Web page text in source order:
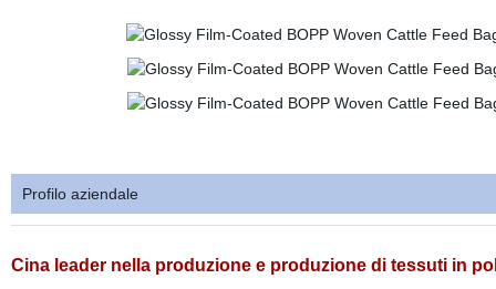
Profilo aziendale
Cina leader nella produzione e produzione di tessuti in